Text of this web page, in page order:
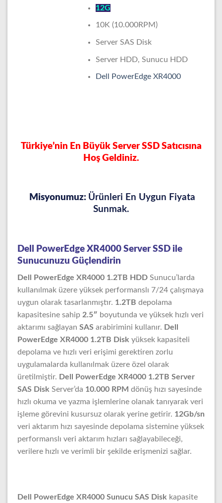
12G
10K (10.000RPM)
Server SAS Disk
Server HDD, Sunucu HDD
Dell PowerEdge XR4000
Türkiye’nin En Büyük Server SSD Satıcısına
Hoş Geldiniz.
Misyonumuz: Ürünleri En Uygun Fiyata
Sunmak.
Dell PowerEdge XR4000 Server SSD ile
Sunucunuzu Güçlendirin
Dell PowerEdge XR4000 1.2TB HDD Sunucu’larda
kullanılmak üzere yüksek performanslı 7/24 çalışmaya
uygun olarak tasarlanmıştır. 1.2TB depolama
kapasitesine sahip 2.5″ boyutunda ve yüksek hızlı veri
aktarımı sağlayan SAS arabirimini kullanır. Dell
PowerEdge XR4000 1.2TB Disk yüksek kapasiteli
depolama ve hızlı veri erişimi gerektiren zorlu
uygulamalarda kullanılmak üzere özel olarak
üretilmiştir. Dell PowerEdge XR4000 1.2TB Server
SAS Disk Server’da 10.000 RPM dönüş hızı sayesinde
hızlı okuma ve yazma işlemlerine olanak tanıyarak veri
işleme görevini kusursuz olarak yerine getirir. 12Gb/sn
veri aktarım hızı sayesinde depolama sistemine yüksek
performanslı veri aktarım hızları sağlayabileceği,
verilere hızlı ve verimli bir şekilde erişmenizi sağlar.
Dell PowerEdge XR4000 Sunucu SAS Disk kapasite